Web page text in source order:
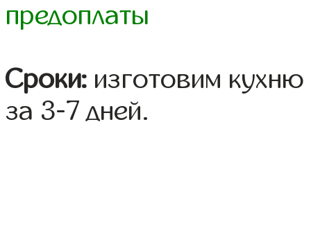
предоплаты
Сроки: изготовим
за 3-7 дней.